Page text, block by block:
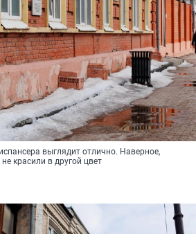
выглядит отлично. Наверное,
красили в другой цвет